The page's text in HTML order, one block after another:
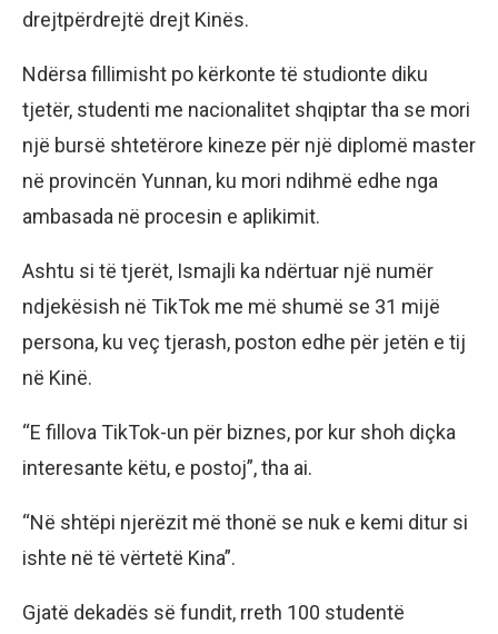
drejtpërdrejtë drejt Kinës.
Ndërsa fillimisht po kërkonte të studionte diku
tjetër, studenti me nacionalitet shqiptar tha se mori
një bursë shtetërore kineze për një diplomë master
në provincën Yunnan, ku mori ndihmë edhe nga
ambasada në procesin e aplikimit.
Ashtu si të tjerët, Ismajli ka ndërtuar një numër
ndjekësish në TikTok me më shumë se 31 mijë
persona, ku veç tjerash, poston edhe për jetën e tij
në Kinë.
“E fillova TikTok-un për biznes, por kur shoh diçka
interesante këtu, e postoj”, tha ai.
“Në shtëpi njerëzit më thonë se nuk e kemi ditur si
ishte në të vërtetë Kina”.
Gjatë dekadës së fundit, rreth 100 studentë